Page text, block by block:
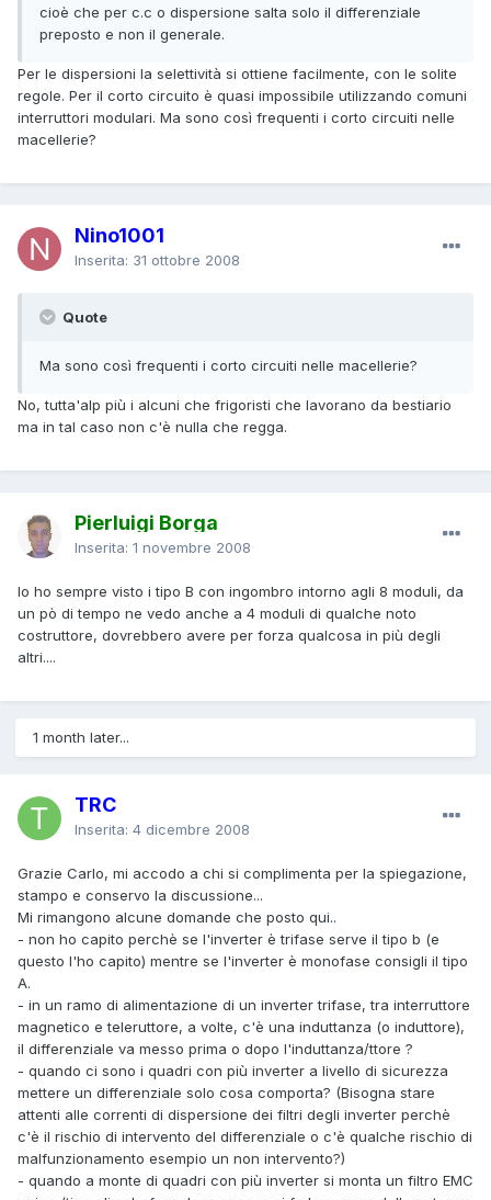
cioè che per c.c o dispersione salta solo il differenziale
preposto e non il generale.
Per le dispersioni la selettività si ottiene facilmente, con le solite
regole. Per il corto circuito è quasi impossibile utilizzando comuni
interruttori modulari. Ma sono così frequenti i corto circuiti nelle
macellerie?
Nino1001
Inserita: 31 ottobre 2008
Quote
Ma sono così frequenti i corto circuiti nelle macellerie?
No, tutta'alp più i alcuni che frigoristi che lavorano da bestiario
ma in tal caso non c'è nulla che regga.
Pierluigi Borga
Inserita: 1 novembre 2008
Io ho sempre visto i tipo B con ingombro intorno agli 8 moduli, da
un pò di tempo ne vedo anche a 4 moduli di qualche noto
costruttore, dovrebbero avere per forza qualcosa in più degli
altri....
1 month later...
TRC
Inserita: 4 dicembre 2008
Grazie Carlo, mi accodo a chi si complimenta per la spiegazione,
stampo e conservo la discussione...
Mi rimangono alcune domande che posto qui..
- non ho capito perchè se l'inverter è trifase serve il tipo b (e
questo l'ho capito) mentre se l'inverter è monofase consigli il tipo
A.
- in un ramo di alimentazione di un inverter trifase, tra interruttore
magnetico e teleruttore, a volte, c'è una induttanza (o induttore),
il differenziale va messo prima o dopo l'induttanza/ttore ?
- quando ci sono i quadri con più inverter a livello di sicurezza
mettere un differenziale solo cosa comporta? (Bisogna stare
attenti alle correnti di dispersione dei filtri degli inverter perchè
c'è il rischio di intervento del differenziale o c'è qualche rischio di
malfunzionamento esempio un non intervento?)
- quando a monte di quadri con più inverter si monta un filtro EMC